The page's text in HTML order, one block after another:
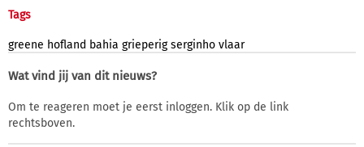
Tags
greene hofland bahia grieperig serginho vlaar
Wat vind jij van dit nieuws?
Om te reageren moet je eerst inloggen. Klik op de link
rechtsboven.